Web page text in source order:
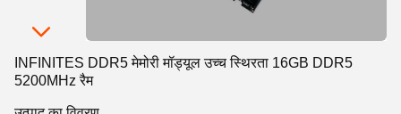
INFINITES DDR5 मेमोरी मॉड्यूल उच्च स्थिरता 16GB DDR5
5200MHz रैम